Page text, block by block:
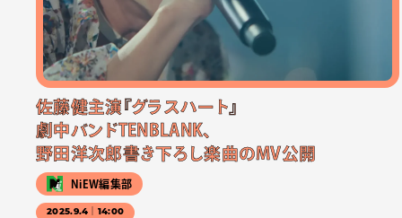
佐藤健主演『グラスハート』
劇中バンドTENBLANK、
野田洋次郎書き下ろし楽曲のMV公開
NiEW編集部
2025.9.4｜14:00